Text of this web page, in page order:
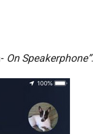
On Speakerphone”.